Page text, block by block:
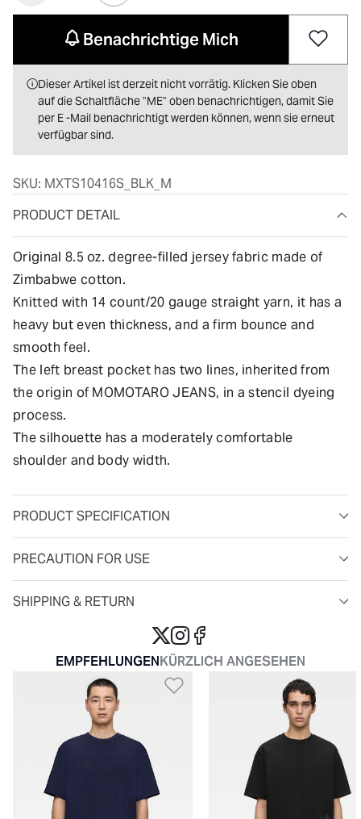
Benachrichtige Mich
Dieser Artikel ist derzeit nicht vorrätig. Klicken Sie oben
auf die Schaltfläche "ME" oben benachrichtigen, damit Sie
per E -Mail benachrichtigt werden können, wenn sie erneut
verfügbar sind.
SKU: MXTS10416S_BLK_M
PRODUCT DETAIL
Original 8.5 oz. degree-filled jersey fabric made of
Zimbabwe cotton.
Knitted with 14 count/20 gauge straight yarn, it has a
heavy but even thickness, and a firm bounce and
smooth feel.
The left breast pocket has two lines, inherited from
the origin of MOMOTARO JEANS, in a stencil dyeing
process.
The silhouette has a moderately comfortable
shoulder and body width.
PRODUCT SPECIFICATION
PRECAUTION FOR USE
SHIPPING & RETURN
EMPFEHLUNGENKÜRZLICH ANGESEHEN
Zur Wunschliste